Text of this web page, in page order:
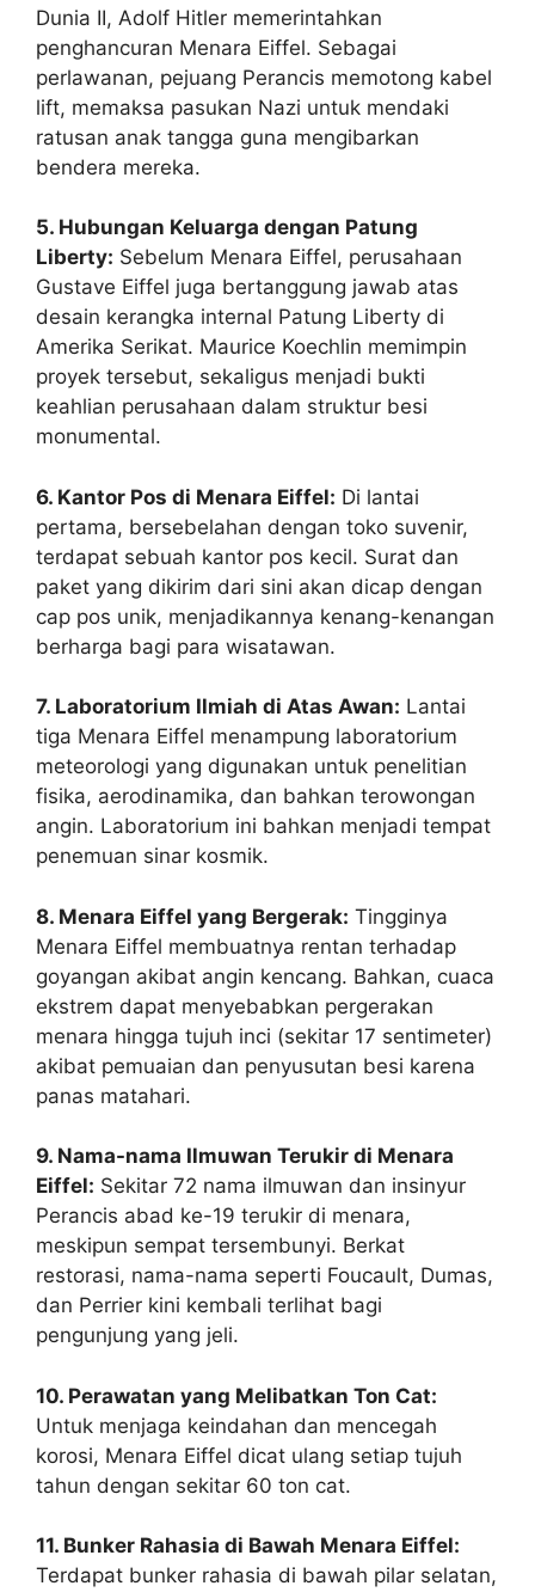
Dunia II, Adolf Hitler memerintahkan
penghancuran Menara Eiffel. Sebagai
perlawanan, pejuang Perancis memotong kabel
lift, memaksa pasukan Nazi untuk mendaki
ratusan anak tangga guna mengibarkan
bendera mereka.
5. Hubungan Keluarga dengan Patung
Liberty: Sebelum Menara Eiffel, perusahaan
Gustave Eiffel juga bertanggung jawab atas
desain kerangka internal Patung Liberty di
Amerika Serikat. Maurice Koechlin memimpin
proyek tersebut, sekaligus menjadi bukti
keahlian perusahaan dalam struktur besi
monumental.
6. Kantor Pos di Menara Eiffel: Di lantai
pertama, bersebelahan dengan toko suvenir,
terdapat sebuah kantor pos kecil. Surat dan
paket yang dikirim dari sini akan dicap dengan
cap pos unik, menjadikannya kenang-kenangan
berharga bagi para wisatawan.
7. Laboratorium Ilmiah di Atas Awan: Lantai
tiga Menara Eiffel menampung laboratorium
meteorologi yang digunakan untuk penelitian
fisika, aerodinamika, dan bahkan terowongan
angin. Laboratorium ini bahkan menjadi tempat
penemuan sinar kosmik.
8. Menara Eiffel yang Bergerak: Tingginya
Menara Eiffel membuatnya rentan terhadap
goyangan akibat angin kencang. Bahkan, cuaca
ekstrem dapat menyebabkan pergerakan
menara hingga tujuh inci (sekitar 17 sentimeter)
akibat pemuaian dan penyusutan besi karena
panas matahari.
9. Nama-nama Ilmuwan Terukir di Menara
Eiffel: Sekitar 72 nama ilmuwan dan insinyur
Perancis abad ke-19 terukir di menara,
meskipun sempat tersembunyi. Berkat
restorasi, nama-nama seperti Foucault, Dumas,
dan Perrier kini kembali terlihat bagi
pengunjung yang jeli.
10. Perawatan yang Melibatkan Ton Cat:
Untuk menjaga keindahan dan mencegah
korosi, Menara Eiffel dicat ulang setiap tujuh
tahun dengan sekitar 60 ton cat.
11. Bunker Rahasia di Bawah Menara Eiffel:
Terdapat bunker rahasia di bawah pilar selatan,